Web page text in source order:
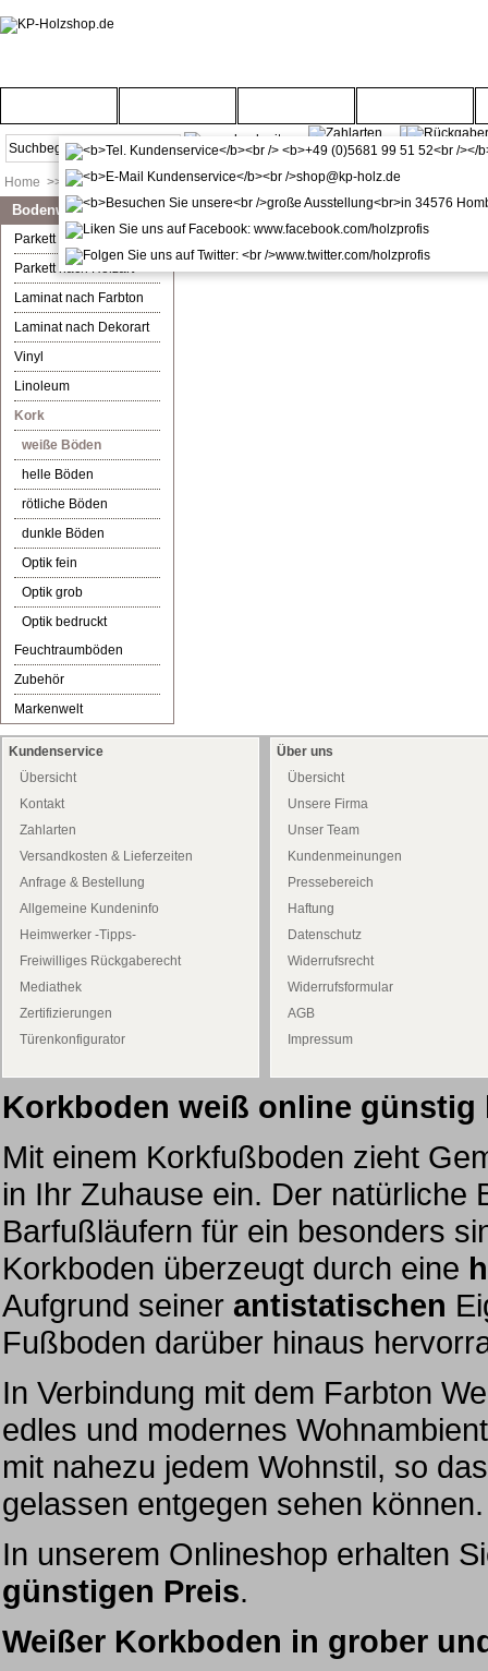
Home >> Bodenwelt >> Kork >> weiße Böden
Bodenwelt
Parkett nach Farbton
Parkett nach Holzart
Laminat nach Farbton
Laminat nach Dekorart
Vinyl
Linoleum
Kork
weiße Böden
helle Böden
rötliche Böden
dunkle Böden
Optik fein
Optik grob
Optik bedruckt
Feuchtraumböden
Zubehör
Markenwelt
Kundenservice
Übersicht
Kontakt
Zahlarten
Versandkosten & Lieferzeiten
Anfrage & Bestellung
Allgemeine Kundeninfo
Heimwerker -Tipps-
Freiwilliges Rückgaberecht
Mediathek
Zertifizierungen
Türenkonfigurator
Über uns
Übersicht
Unsere Firma
Unser Team
Kundenmeinungen
Pressebereich
Haftung
Datenschutz
Widerrufsrecht
Widerrufsformular
AGB
Impressum
Korkboden weiß online günstig
Mit einem Korkfußboden zieht
in Ihr Zuhause ein. Der natürliche
Barfußläufern für ein besonders
Korkboden überzeugt durch eine
Aufgrund seiner antistatischen
Fußboden darüber hinaus
In Verbindung mit dem Farbton
edles und modernes
mit nahezu jedem Wohnstil, so
gelassen entgegen sehen können.
In unserem Onlineshop erhalten
günstigen Preis.
Weißer Korkboden in grober